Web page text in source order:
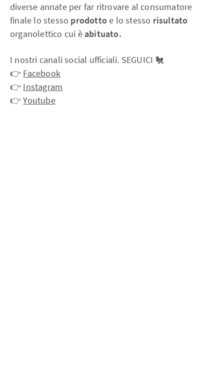
diverse annate per far ritrovare al consumatore
finale lo stesso prodotto e lo stesso risultato
organolettico cui è abituato.
I nostri canali social ufficiali. SEGUICI 🐔
👉 Facebook
👉 Instagram
👉Youtube